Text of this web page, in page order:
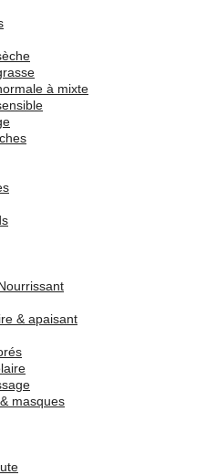
à mixte
& apaisant
masques